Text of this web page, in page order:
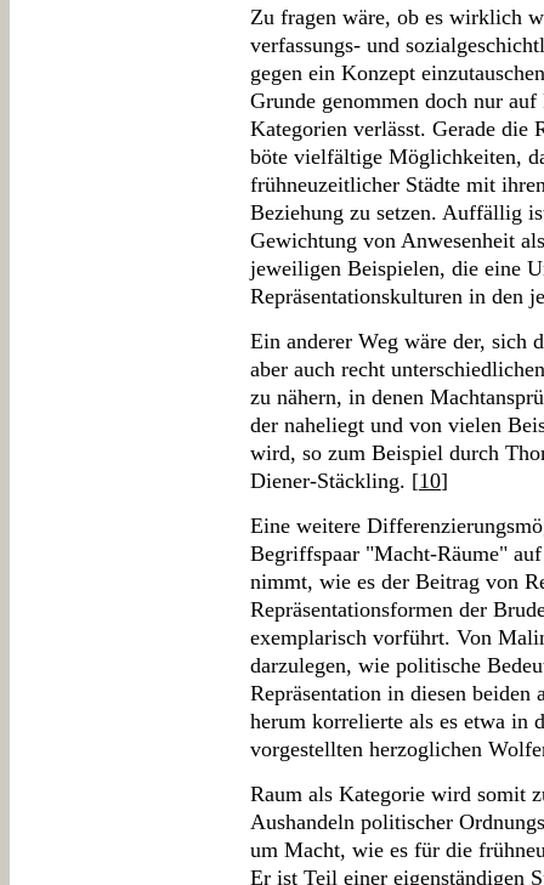
Zu fragen wäre, ob es wirklich
verfassungs- und
gegen ein Konzept
Grunde genommen doch nur
Kategorien verlässt. Gerade die
böte vielfältige Möglichkeiten,
frühneuzeitlicher Städte mit
Beziehung zu setzen. Auffällig
Gewichtung von Anwesenheit
jeweiligen Beispielen, die eine
Repräsentationskulturen in den
Ein anderer Weg wäre der, sich
aber auch recht
zu nähern, in denen
der naheliegt und von vielen
wird, so zum Beispiel durch
Diener-Stäckling. [10]
Eine weitere
Begriffspaar "Macht-Räume"
nimmt, wie es der Beitrag von
Repräsentationsformen der
exemplarisch vorführt. Von
darzulegen, wie politische
Repräsentation in diesen beiden
herum korrelierte als es etwa in
vorgestellten herzoglichen
Raum als Kategorie wird somit
Aushandeln politischer
um Macht, wie es für die
Er ist Teil einer eigenständigen